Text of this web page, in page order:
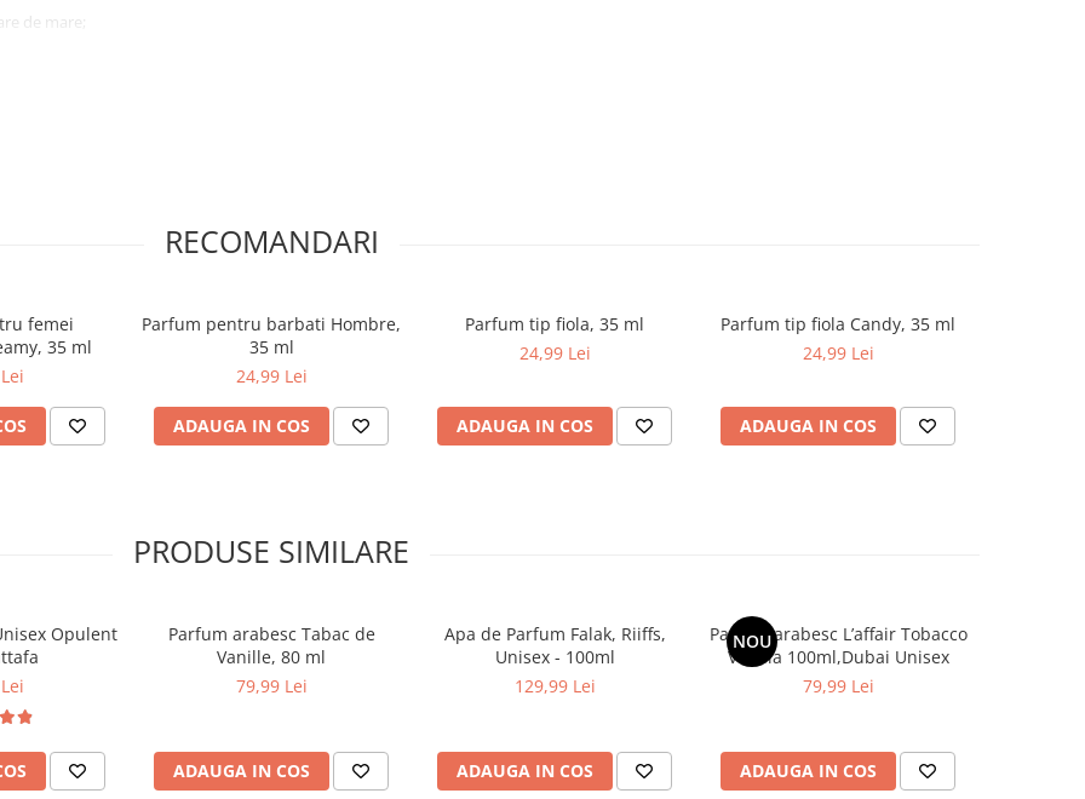
de mare;
de fructul pasiunii, portocală și
Inima parfumului dezvăluie
dulci și elegante, dar
RECOMANDARI
femei
35 ml
Parfum pentru barbati Hombre,
35 ml
24,99 Lei
ADAUGA IN COS
Parfum tip fiola, 35 ml
24,99 Lei
ADAUGA IN COS
Parfum tip fiola Candy, 35 ml
24,99 Lei
ADAUGA IN COS
PRODUSE SIMILARE
Opulent
Parfum arabesc Tabac de
Vanille, 80 ml
79,99 Lei
ADAUGA IN COS
Apa de Parfum Falak, Riiffs,
Unisex - 100ml
129,99 Lei
ADAUGA IN COS
NOU
Parfum arabesc L’affair Tobacco
Vanilla 100ml,Dubai Unisex
79,99 Lei
ADAUGA IN COS